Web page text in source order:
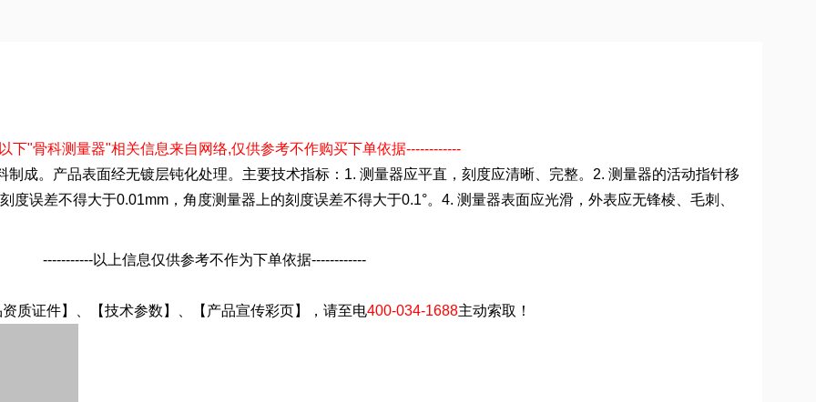
下"骨科测量器"相关信息来自网络,仅供参考不作购买下单依据------------
成。产品表面经无镀层钝化处理。主要技术指标：1. 测量器应平直，刻度应清晰、完整。2. 测量器的活动指针移
度误差不得大于0.01mm，角度测量器上的刻度误差不得大于0.1°。4. 测量器表面应光滑，外表应无锋棱、毛刺、
-----------以上信息仅供参考不作为下单依据------------
质证件】、【技术参数】、【产品宣传彩页】，请至电400-034-1688主动索取！